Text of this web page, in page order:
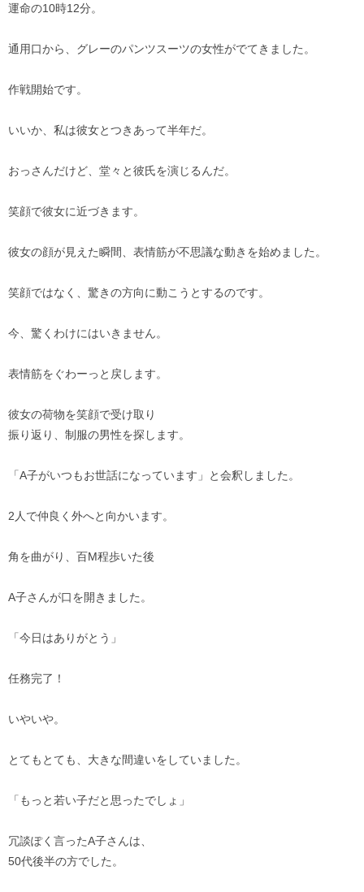
運命の10時12分。
通用口から、グレーのパンツスーツの女性がでてきました。
作戦開始です。
いいか、私は彼女とつきあって半年だ。
おっさんだけど、堂々と彼氏を演じるんだ。
笑顔で彼女に近づきます。
彼女の顔が見えた瞬間、表情筋が不思議な動きを始めました。
笑顔ではなく、驚きの方向に動こうとするのです。
今、驚くわけにはいきません。
表情筋をぐわーっと戻します。
彼女の荷物を笑顔で受け取り
振り返り、制服の男性を探します。
「A子がいつもお世話になっています」と会釈しました。
2人で仲良く外へと向かいます。
角を曲がり、百M程歩いた後
A子さんが口を開きました。
「今日はありがとう」
任務完了！
いやいや。
とてもとても、大きな間違いをしていました。
「もっと若い子だと思ったでしょ」
冗談ぽく言ったA子さんは、
50代後半の方でした。